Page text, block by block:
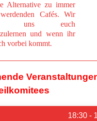
Alternative zu immer
Cafés. Wir
uns euch
und wenn ihr
vorbei kommt.
18:30 -